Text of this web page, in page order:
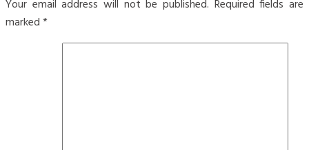
Your email address will not be published. Required fields are
marked*